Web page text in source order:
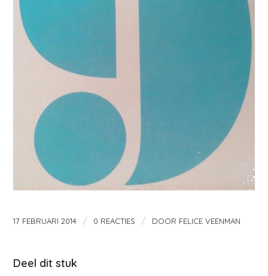
17 FEBRUARI 2014 / 0 REACTIES / DOOR FELICE VEENMAN
Deel dit stuk